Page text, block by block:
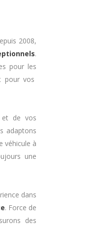
2008,
.
pour les
pour vos
et de vos
adaptons
véhicule à
une
dans
. Force de
des